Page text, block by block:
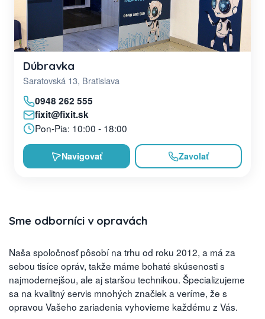
Dúbravka
Saratovská 13, Bratislava
0948 262 555
fixit@fixit.sk
Pon-Pia: 10:00 - 18:00
Navigovať Zavolať
Sme odborníci v opravách
Naša spoločnosť pôsobí na trhu od roku 2012, a má za
sebou tisíce opráv, takže máme bohaté skúsenosti s
najmodernejšou, ale aj staršou technikou. Špecializujeme
sa na kvalitný servis mnohých značiek a veríme, že s
opravou Vašeho zariadenia vyhovieme každému z Vás.